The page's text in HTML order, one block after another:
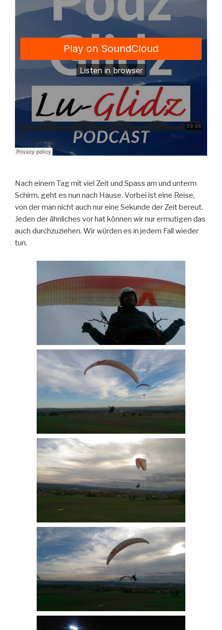
Nach einem Tag mit viel Zeit und Spass am und unterm
Schirm, geht es nun nach Hause. Vorbei ist eine Reise,
von der man nicht auch nur eine Sekunde der Zeit bereut.
Jeden der ähnliches vor hat können wir nur ermutigen das
auch durchzuziehen. Wir würden es in jedem Fall wieder
tun.